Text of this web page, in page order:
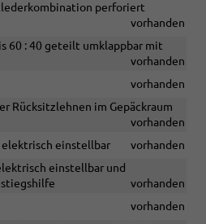
perforiert
vorhanden
60 : 40 geteilt umklappbar mit
vorhanden
vorhanden
Rücksitzlehnen im Gepäckraum
vorhanden
einstellbar
vorhanden
einstellbar und
vorhanden
vorhanden